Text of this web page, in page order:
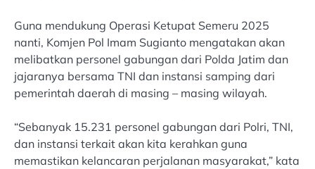
Guna mendukung Operasi Ketupat Semeru 2025
nanti, Komjen Pol Imam Sugianto mengatakan akan
melibatkan personel gabungan dari Polda Jatim dan
jajaranya bersama TNI dan instansi samping dari
pemerintah daerah di masing – masing wilayah.
“Sebanyak 15.231 personel gabungan dari Polri, TNI,
dan instansi terkait akan kita kerahkan guna
memastikan kelancaran perjalanan masyarakat,” kata